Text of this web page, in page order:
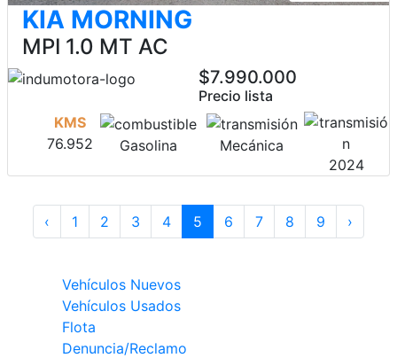
KIA MORNING
MPI 1.0 MT AC
$7.990.000
Precio lista
KMS
76.952
Gasolina
Mecánica
2024
‹ 1 2 3 4 5 6 7 8 9 ›
Vehículos Nuevos
Vehículos Usados
Flota
Denuncia/Reclamo